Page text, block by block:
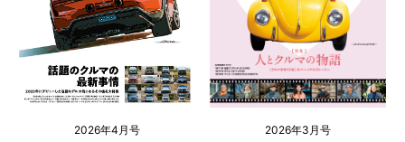
2026年4月号 2026年3月号